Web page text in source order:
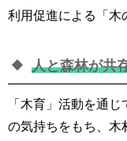
利用促進による「木
人と森林が共
「木育」活動を通
の気持ちをもち、木